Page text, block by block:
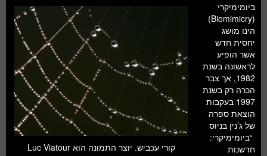
קורי עכביש. יוצר התמונה הוא Luc Viatour
ביומימיקרי
(Biomimicry)
הינו מושג
יחסית חדש
אשר הופיע
לראשונה בשנת
1982, אך צבר
הכרה רק בשנת
1997 בעקבות
הוצאת ספרה
של ג’נין בניוס
“ביומימיקרי:
חדשנות